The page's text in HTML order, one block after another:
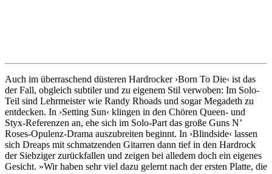
Auch im überraschend düsteren Hardrocker ›Born To Die‹ ist das
der Fall, obgleich subtiler und zu eigenem Stil verwoben: Im Solo-
Teil sind Lehrmeister wie Randy Rhoads und sogar Megadeth zu
entdecken. In ›Setting Sun‹ klingen in den Chören Queen- und
Styx-Referenzen an, ehe sich im Solo-Part das große Guns N’
Roses-Opulenz-Drama auszubreiten beginnt. In ›Blindside‹ lassen
sich Dreaps mit schmatzenden Gitarren dann tief in den Hardrock
der Siebziger zurückfallen und zeigen bei alledem doch ein eigenes
Gesicht. »Wir haben sehr viel dazu gelernt nach der ersten Platte, die